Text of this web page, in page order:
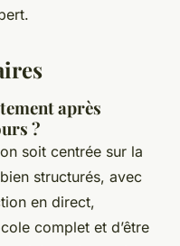
après
?
soit centrée sur la
structurés, avec
en direct,
complet et d’être